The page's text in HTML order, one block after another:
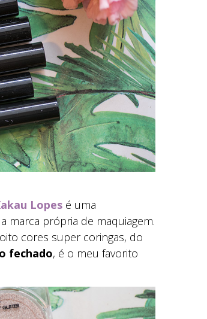
Lopes é uma
marca própria de maquiagem.
cores super coringas, do
fechado, é o meu favorito